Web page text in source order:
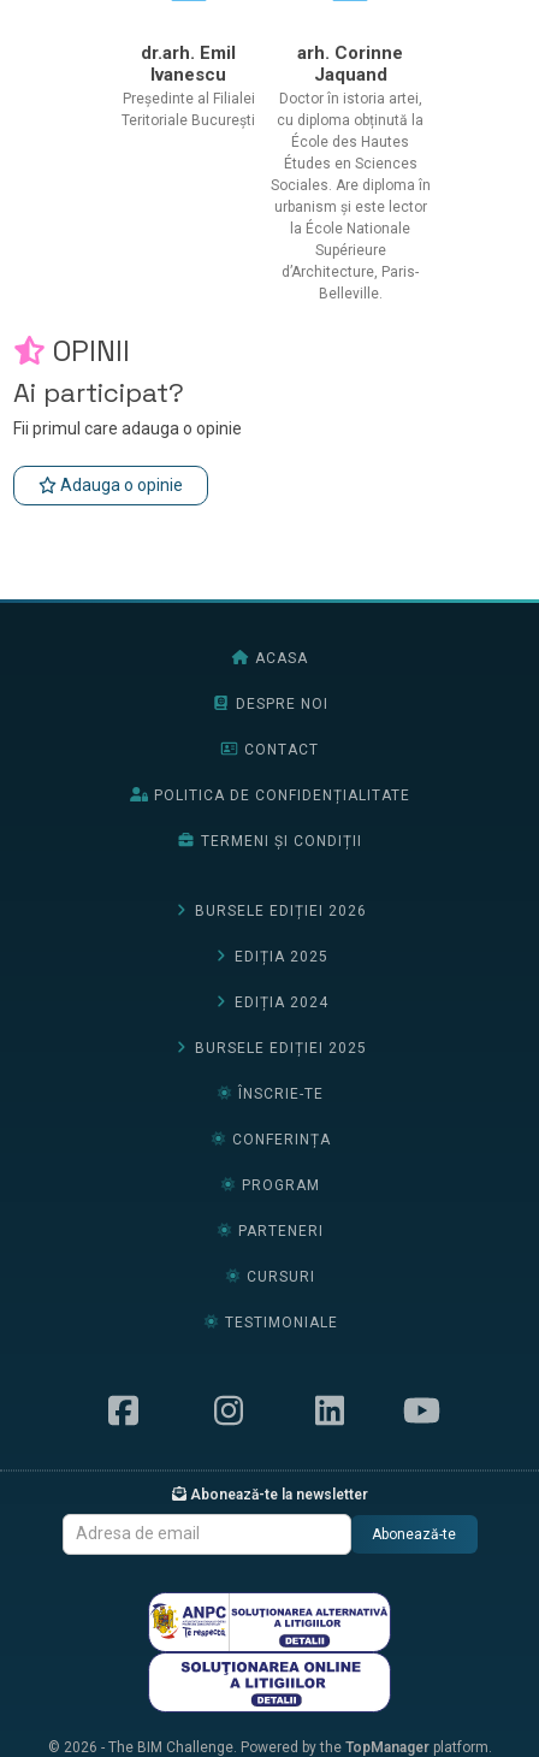
dr.arh. Emil
Ivanescu
Președinte al Filialei
Teritoriale București
arh. Corinne
Jaquand
Doctor în istoria artei,
cu diploma obținută la
École des Hautes
Études en Sciences
Sociales. Are diploma în
urbanism și este lector
la École Nationale
Supérieure
d’Architecture, Paris-
Belleville.
OPINII
Ai participat?
Fii primul care adauga o opinie
Adauga o opinie
ACASA
DESPRE NOI
CONTACT
POLITICA DE CONFIDENȚIALITATE
TERMENI ȘI CONDIȚII
BURSELE EDIȚIEI 2026
EDIȚIA 2025
EDIȚIA 2024
BURSELE EDIȚIEI 2025
ÎNSCRIE-TE
CONFERINȚA
PROGRAM
PARTENERI
CURSURI
TESTIMONIALE
Abonează-te la newsletter
Abonează-te
© 2026 - The BIM Challenge. Powered by the TopManagerplatform.